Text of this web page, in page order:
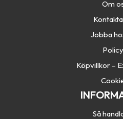
Om
Jobba
Köpvillkor –
Så